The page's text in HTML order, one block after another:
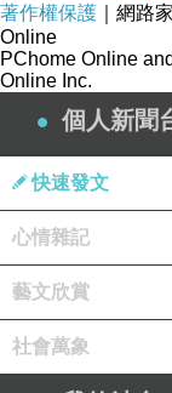
著作權保護 ｜網路
Online
PChome Online
Online Inc.
個人新聞
快速發文
心情雜記
藝文欣賞
社會萬象